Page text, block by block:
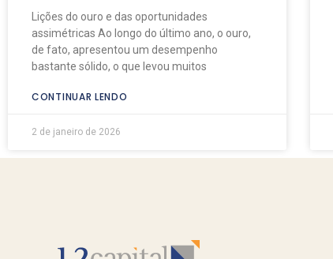
Lições do ouro e das oportunidades
assimétricas Ao longo do último ano, o ouro,
de fato, apresentou um desempenho
bastante sólido, o que levou muitos
CONTINUAR LENDO
2 de janeiro de 2026